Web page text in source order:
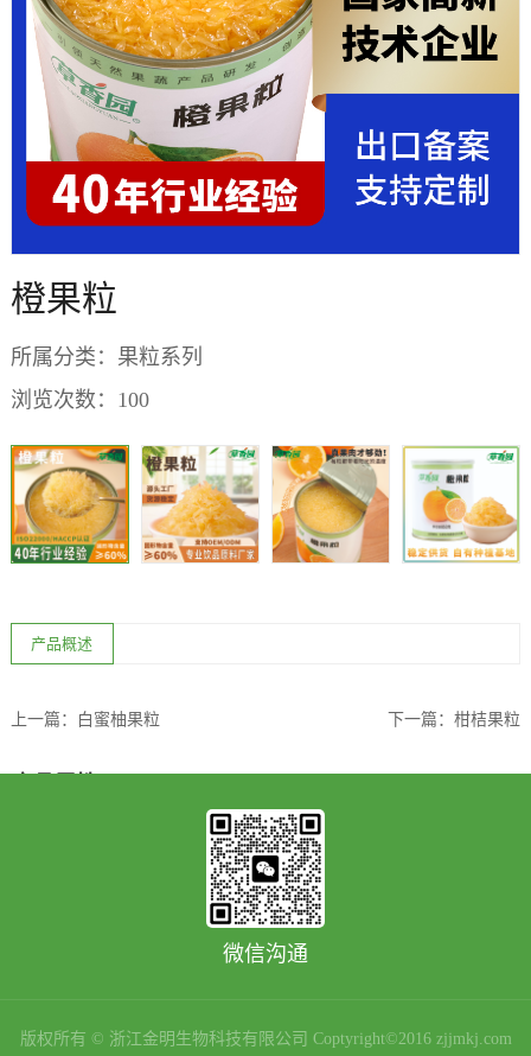
橙果粒
所属分类： 果粒系列
浏览次数： 100
产品概述
草香园
18kg /3kg / 850g
见罐身喷码
原产地 浙江
上一篇： 白蜜柚果粒 下一篇：柑桔果粒
微信沟通
版权所有 © 浙江金明生物科技有限公司 Coptyright©2016 zjjmkj.com